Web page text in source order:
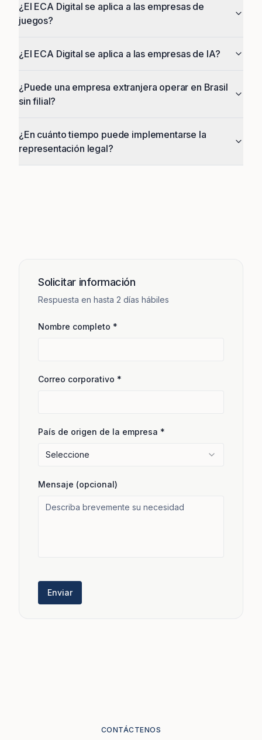
¿El ECA Digital se aplica a las empresas de
juegos?
¿El ECA Digital se aplica a las empresas de IA?
¿Puede una empresa extranjera operar en Brasil
sin filial?
¿En cuánto tiempo puede implementarse la
representación legal?
Solicitar información
Respuesta en hasta 2 días hábiles
Nombre completo *
Correo corporativo *
País de origen de la empresa *
Seleccione
Mensaje (opcional)
Enviar
CONTÁCTENOS